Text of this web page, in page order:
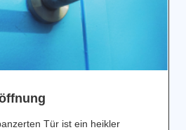
Tür ist ein heikler